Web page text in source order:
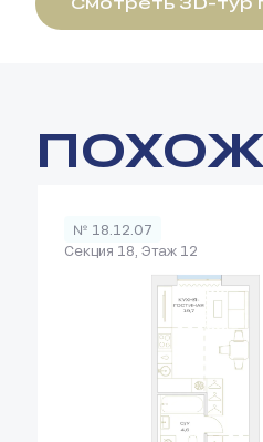
№ 18.12.07
Секция 18, Этаж 12